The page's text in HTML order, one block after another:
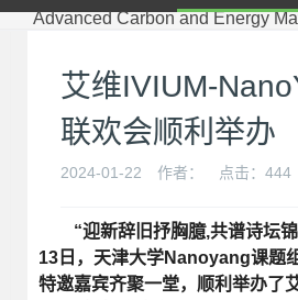
Advanced Carbon and Energy
艾维IVIUM-
联欢会顺利举办
2024-01-22 作者： 点击： 444
“迎新辞旧抒胸臆,共谱诗坛
13日，天津大学Nanoyang课题
特邀嘉宾齐聚一堂，顺利举办了